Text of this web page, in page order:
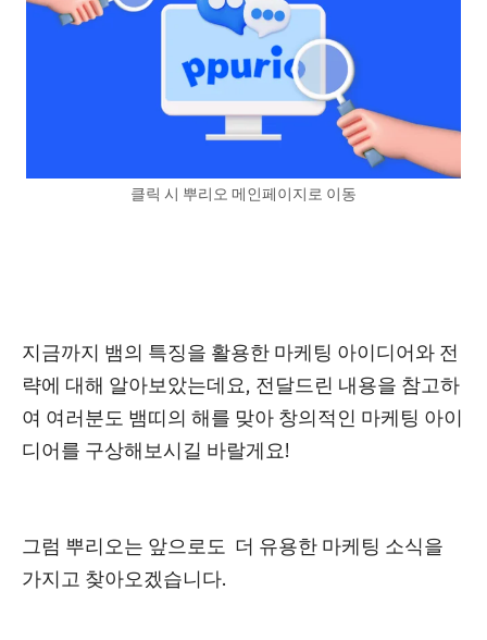
클릭 시 뿌리오 메인페이지로 이동
지금까지 뱀의 특징을 활용한 마케팅 아이디어와 전
략에 대해 알아보았는데요, 전달드린 내용을 참고하
여 여러분도 뱀띠의 해를 맞아 창의적인 마케팅 아이
디어를 구상해보시길 바랄게요!
그럼 뿌리오는 앞으로도 더 유용한 마케팅 소식을
가지고 찾아오겠습니다.